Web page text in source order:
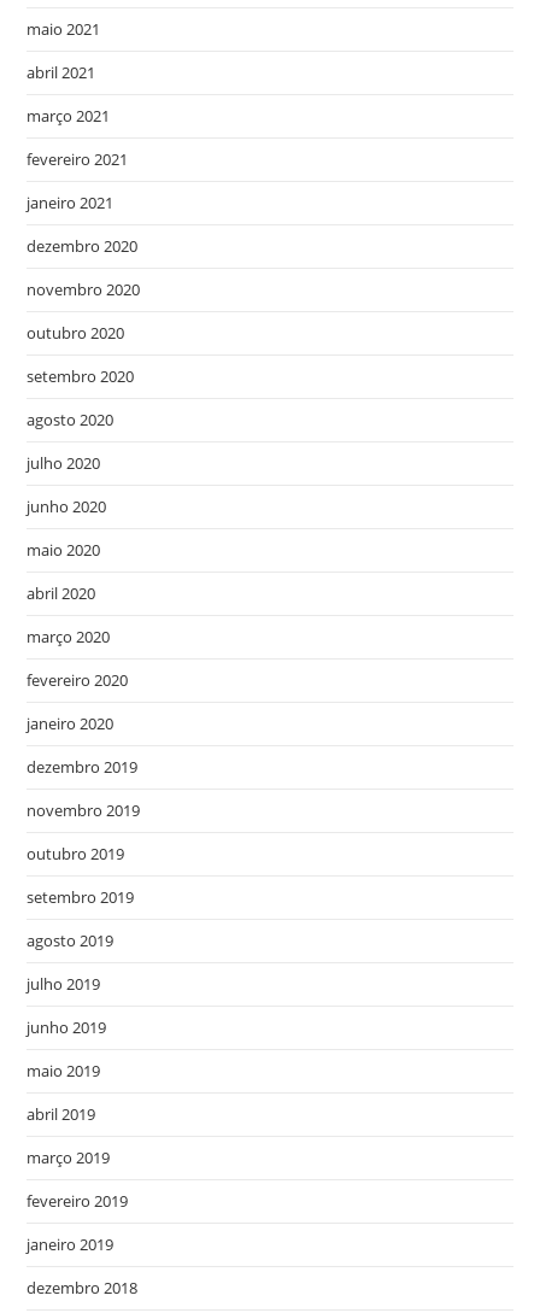
maio 2021
abril 2021
março 2021
fevereiro 2021
janeiro 2021
dezembro 2020
novembro 2020
outubro 2020
setembro 2020
agosto 2020
julho 2020
junho 2020
maio 2020
abril 2020
março 2020
fevereiro 2020
janeiro 2020
dezembro 2019
novembro 2019
outubro 2019
setembro 2019
agosto 2019
julho 2019
junho 2019
maio 2019
abril 2019
março 2019
fevereiro 2019
janeiro 2019
dezembro 2018